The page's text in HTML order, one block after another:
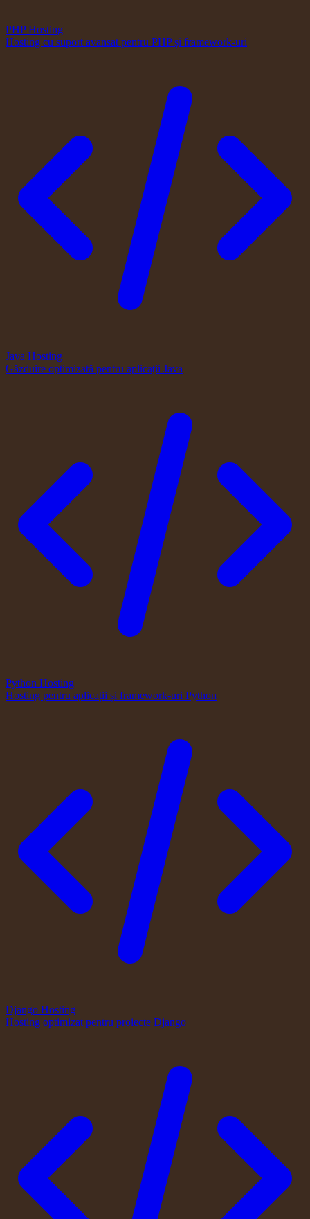
PHP Hosting
Hosting cu suport avansat pentru PHP și framework-uri
Java Hosting
Găzduire optimizată pentru aplicații Java
Python Hosting
Hosting pentru aplicații și framework-uri Python
Django Hosting
Hosting optimizat pentru proiecte Django